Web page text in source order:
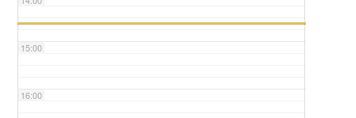
15:00
16:00